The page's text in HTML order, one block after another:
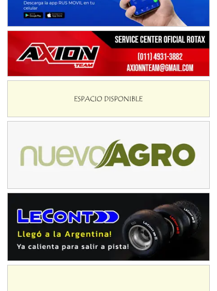
TUCUMANO - F5
Juan Navarro (Asfalto)